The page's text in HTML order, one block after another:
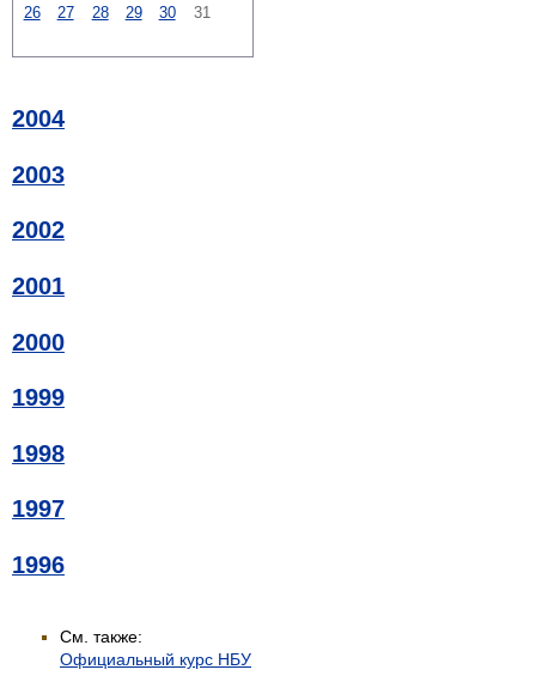
26
27 28 29 30 31
2004
2003
2002
2001
2000
1999
1998
1997
1996
См. также:
Официальный курс НБУ